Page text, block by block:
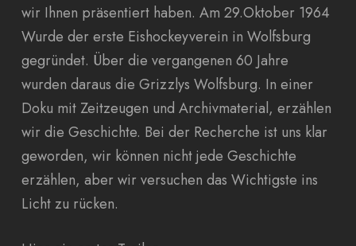
wir Ihnen präsentiert haben. Am 29.Oktober 1964
Wurde der erste Eishockeyverein in Wolfsburg
gegründet. Über die vergangenen 60 Jahre
wurden daraus die Grizzlys Wolfsburg. In einer
Doku mit Zeitzeugen und Archivmaterial, erzählen
wir die Geschichte. Bei der Recherche ist uns klar
geworden, wir können nicht jede Geschichte
erzählen, aber wir versuchen das Wichtigste ins
Licht zu rücken.